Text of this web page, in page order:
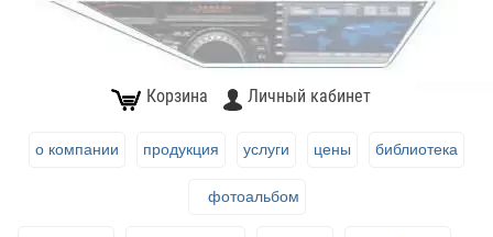
Корзина Личный кабинет
о компании продукция услуги цены библиотека
фотоальбом